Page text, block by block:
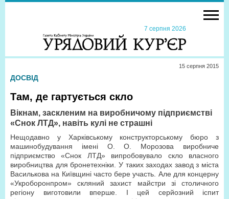
7 серпня 2026
15 серпня 2015
ДОСВІД
Там, де гартується скло
Вікнам, заскленим на виробничому підприємстві
«Снок ЛТД», навіть кулі не страшні
Нещодавно у Харківському конструкторському бюро з
машинобудування імені О. О. Морозова виробниче
підприємство «Снок ЛТД» випробовувало скло власного
виробництва для бронетехніки. У таких заходах завод з міста
Василькова на Київщині часто бере участь. Але для концерну
«Укроборонпром» скляний захист майстри зі столичного
регіону виготовили вперше. І цей серйозний іспит